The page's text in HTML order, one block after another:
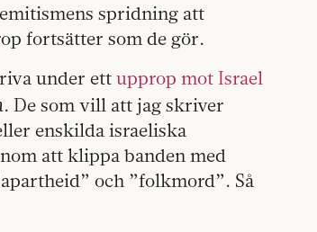
spridning att
fortsätter som de gör.
under ettupprop mot Israel
. De som vill att jag skriver
enskilda israeliska
att klippa banden med
och ”folkmord”. Så